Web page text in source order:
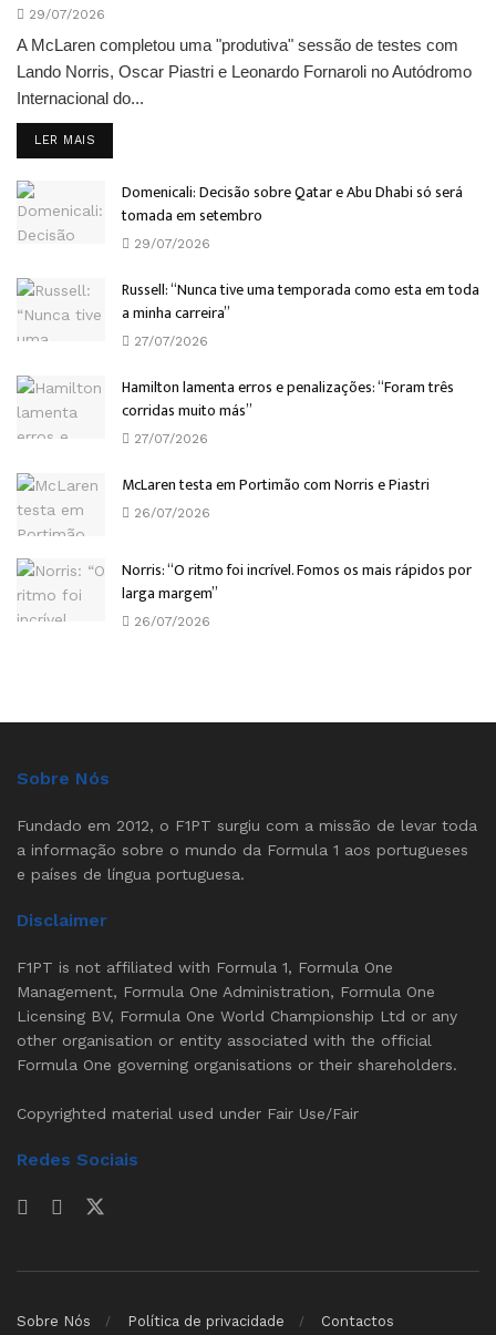
29/07/2026
A McLaren completou uma "produtiva" sessão de testes com
Lando Norris, Oscar Piastri e Leonardo Fornaroli no Autódromo
Internacional do...
LER MAIS
Domenicali: Decisão sobre Qatar e Abu Dhabi só será
tomada em setembro
29/07/2026
Russell: “Nunca tive uma temporada como esta em toda
a minha carreira”
27/07/2026
Hamilton lamenta erros e penalizações: “Foram três
corridas muito más”
27/07/2026
McLaren testa em Portimão com Norris e Piastri
26/07/2026
Norris: “O ritmo foi incrível. Fomos os mais rápidos por
larga margem”
26/07/2026
Sobre Nós
Fundado em 2012, o F1PT surgiu com a missão de levar toda
a informação sobre o mundo da Formula 1 aos portugueses
e países de língua portuguesa.
Disclaimer
F1PT is not affiliated with Formula 1, Formula One
Management, Formula One Administration, Formula One
Licensing BV, Formula One World Championship Ltd or any
other organisation or entity associated with the official
Formula One governing organisations or their shareholders.
Copyrighted material used under Fair Use/Fair
Redes Sociais
Sobre Nós Política de privacidade Contactos